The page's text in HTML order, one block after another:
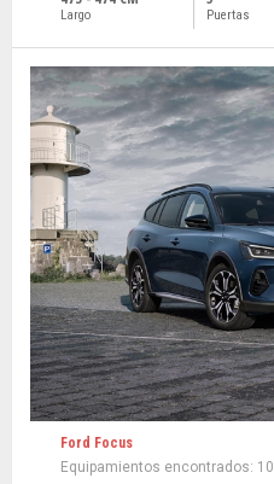
Largo Puertas
Ford Focus
Equipamientos encontrados: 10